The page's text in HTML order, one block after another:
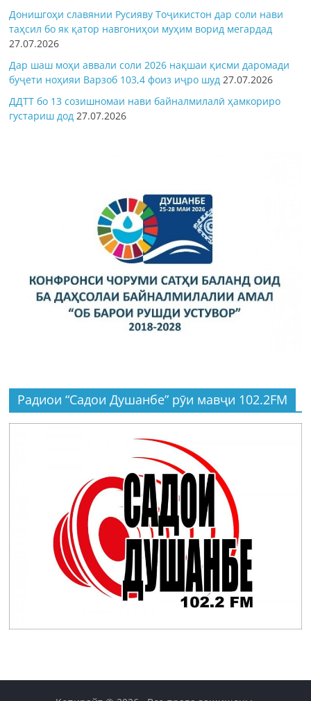
Донишгоҳи славянии Русияву Тоҷикистон дар соли нави
таҳсил бо як қатор навгониҳои муҳим ворид мегардад
27.07.2026
Дар шаш моҳи аввали соли 2026 нақшаи қисми даромади
буҷети ноҳияи Варзоб 103,4 фоиз иҷро шуд 27.07.2026
ДДТТ бо 13 созишномаи нави байналмилалӣ ҳамкориро
густариш дод 27.07.2026
Радиои “Садои Душанбе” рӯи мавҷи 102.2FM